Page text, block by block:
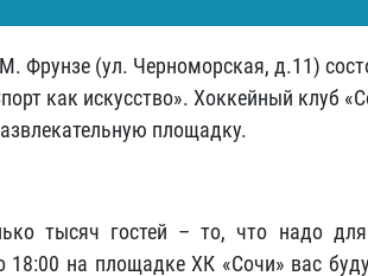
Фрунзе (ул. Черноморская, д.11)
как искусство». Хоккейный клуб
площадку.
тысяч гостей – то, что надо
18:00 на площадке ХК «Сочи» вас